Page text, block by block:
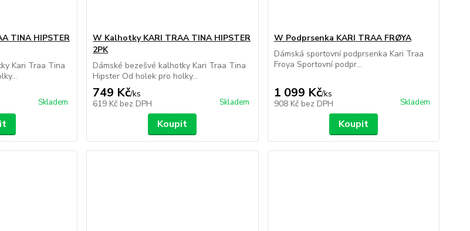
TINA HIPSTER
Kari Traa Tina
Skladem
W Kalhotky KARI TRAA TINA HIPSTER
2PK
Dámské bezešvé kalhotky Kari Traa Tina
Hipster Od holek pro holky...
749 Kč/ks
619 Kč bez DPH Skladem
Koupit
W Podprsenka KARI TRAA FRØYA
Dámská sportovní podprsenka Kari Traa
Froya Sportovní podpr...
1 099 Kč/ks
908 Kč bez DPH Skladem
Koupit